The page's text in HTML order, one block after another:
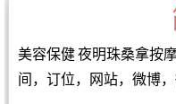
美容保健 夜明珠桑拿按
间，订位，网站，微博，